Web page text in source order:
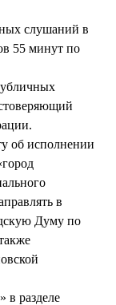
слушаний в
55 минут по
об исполнении
в
Думу по
в разделе